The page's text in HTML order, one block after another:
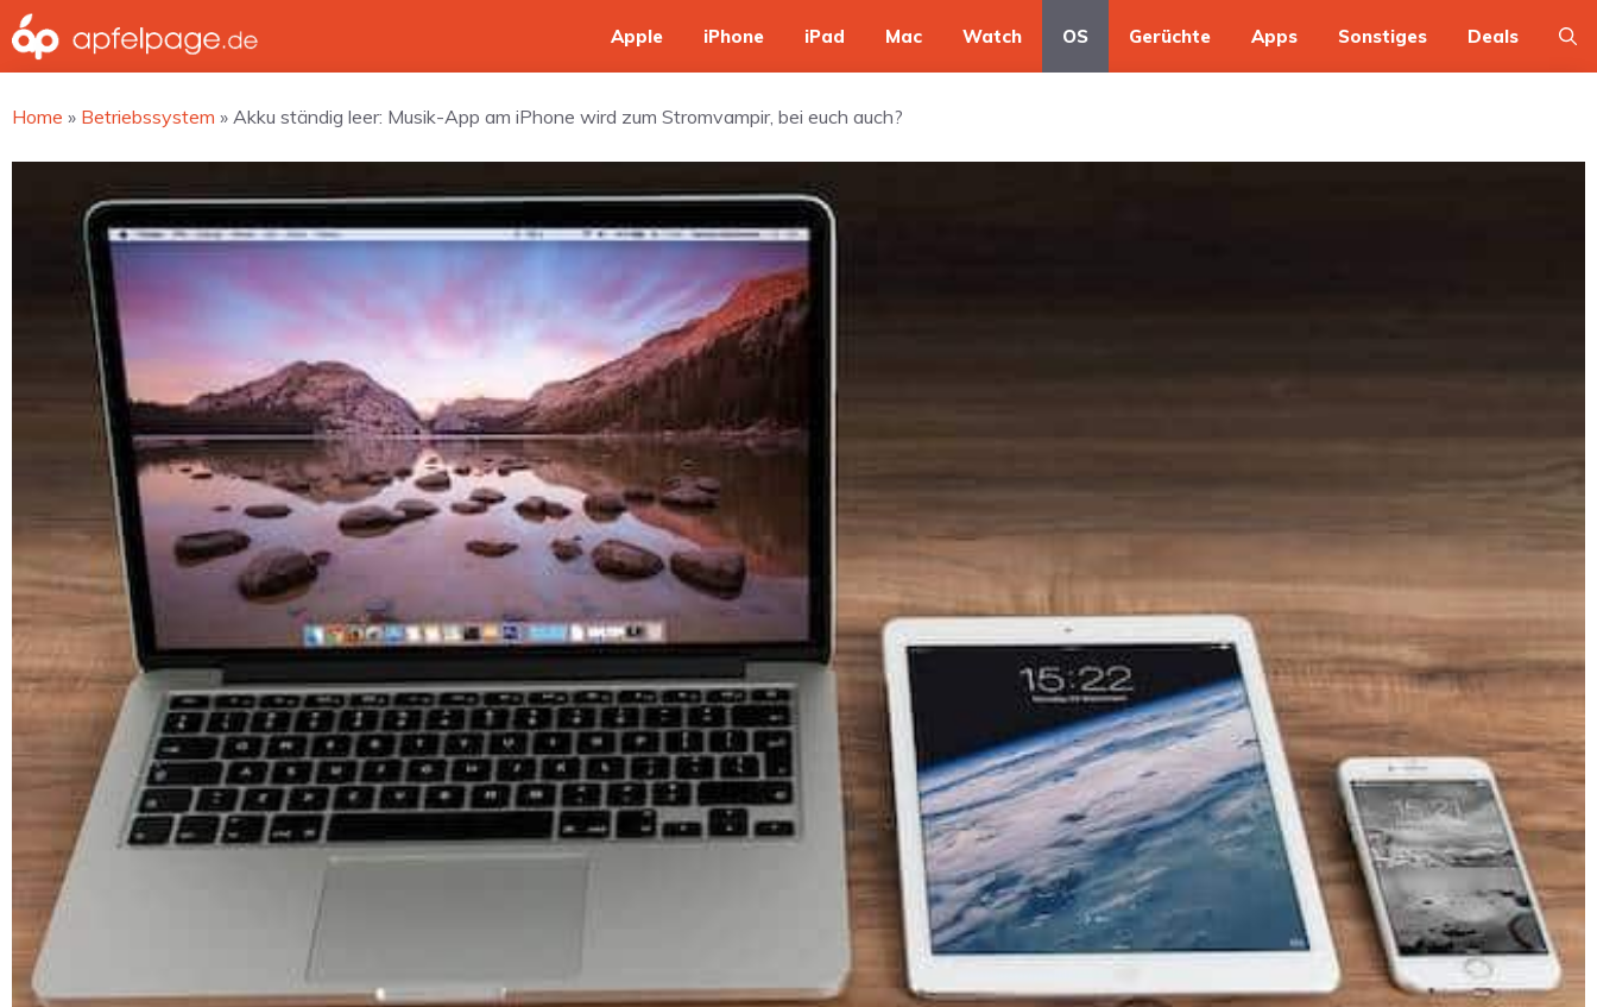
Zum
Inhalt
springen
Apple iPhone iPad Mac Watch OS Gerüchte Apps Sonstiges Deals
Home » Betriebssystem » Akku ständig leer: Musik-App am iPhone wird zum Stromvampir, bei euch auch?